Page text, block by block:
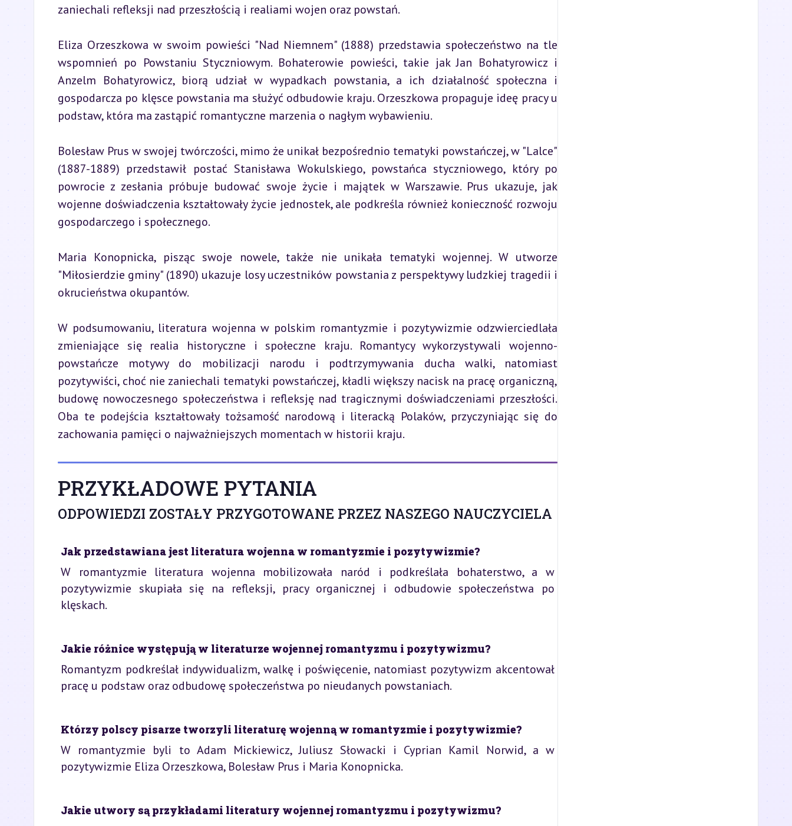
zaniechali refleksji nad przeszłością i realiami wojen oraz powstań.
Eliza Orzeszkowa w swoim powieści "Nad Niemnem" (1888) przedstawia społeczeństwo na tle
wspomnień po Powstaniu Styczniowym. Bohaterowie powieści, takie jak Jan Bohatyrowicz i
Anzelm Bohatyrowicz, biorą udział w wypadkach powstania, a ich działalność społeczna i
gospodarcza po klęsce powstania ma służyć odbudowie kraju. Orzeszkowa propaguje ideę pracy u
podstaw, która ma zastąpić romantyczne marzenia o nagłym wybawieniu.
Bolesław Prus w swojej twórczości, mimo że unikał bezpośrednio tematyki powstańczej, w "Lalce"
(1887-1889) przedstawił postać Stanisława Wokulskiego, powstańca styczniowego, który po
powrocie z zesłania próbuje budować swoje życie i majątek w Warszawie. Prus ukazuje, jak
wojenne doświadczenia kształtowały życie jednostek, ale podkreśla również konieczność rozwoju
gospodarczego i społecznego.
Maria Konopnicka, pisząc swoje nowele, także nie unikała tematyki wojennej. W utworze
"Miłosierdzie gminy" (1890) ukazuje losy uczestników powstania z perspektywy ludzkiej tragedii i
okrucieństwa okupantów.
W podsumowaniu, literatura wojenna w polskim romantyzmie i pozytywizmie odzwierciedlała
zmieniające się realia historyczne i społeczne kraju. Romantycy wykorzystywali wojenno-
powstańcze motywy do mobilizacji narodu i podtrzymywania ducha walki, natomiast
pozytywiści, choć nie zaniechali tematyki powstańczej, kładli większy nacisk na pracę organiczną,
budowę nowoczesnego społeczeństwa i refleksję nad tragicznymi doświadczeniami przeszłości.
Oba te podejścia kształtowały tożsamość narodową i literacką Polaków, przyczyniając się do
zachowania pamięci o najważniejszych momentach w historii kraju.
PRZYKŁADOWE PYTANIA
ODPOWIEDZI ZOSTAŁY PRZYGOTOWANE PRZEZ NASZEGO NAUCZYCIELA
Jak przedstawiana jest literatura wojenna w romantyzmie i pozytywizmie?
W romantyzmie literatura wojenna mobilizowała naród i podkreślała bohaterstwo, a w
pozytywizmie skupiała się na refleksji, pracy organicznej i odbudowie społeczeństwa po
klęskach.
Jakie różnice występują w literaturze wojennej romantyzmu i pozytywizmu?
Romantyzm podkreślał indywidualizm, walkę i poświęcenie, natomiast pozytywizm akcentował
pracę u podstaw oraz odbudowę społeczeństwa po nieudanych powstaniach.
Którzy polscy pisarze tworzyli literaturę wojenną w romantyzmie i pozytywizmie?
W romantyzmie byli to Adam Mickiewicz, Juliusz Słowacki i Cyprian Kamil Norwid, a w
pozytywizmie Eliza Orzeszkowa, Bolesław Prus i Maria Konopnicka.
Jakie utwory są przykładami literatury wojennej romantyzmu i pozytywizmu?